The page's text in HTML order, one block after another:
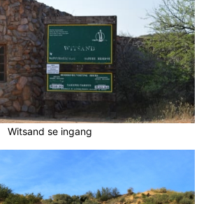
Witsand se ingang